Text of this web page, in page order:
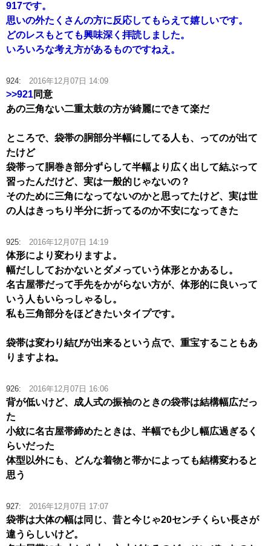
917です。
思いの外たくさんの方に反応してもらえて嬉しいです。
どのレスもとても興味深く拝読しました。
いろいろな考え方があるものですねえ。
924: 2016年12月07日 14:09
>>921同意
あの三角ない二重太鼓の方が綺麗にできて楽だ
ところで、袋帯の胴部分半幅にしてる人も、ってのが出て
たけど
袋帯って胴巻き部分ずらして半幅より広く出して結ぶって
習ったんだけど、実は一般的じゃないの？
そのために三角になってないのかと思ってたけど、実は世
の人はきっちり半分に折ってるのか不安になってきた
925: 2016年12月07日 14:19
体形により変わりますよ。
幅だししておかないとダメっていう体形とかあるし。
名古屋帯だって手先をかがらない方が、体形的に良いって
いう人もいらっしゃるし。
私も三角部分をほどきたいタイプです。
袋帯は変わり結びが出来るという点で、重宝することもあ
りますよね。
926: 2016年12月07日 16:06
背が低いけど、成人式の振袖のときの袋帯は結構幅広だっ
た
小紋に名古屋帯締めたときは、半幅でも少し幅広過ぎるく
らいだった
体型以外にも、どんな着物と帯かによっても結構変わると
思う
927: 2016年12月07日 17:07
袋帯は大体の幅は同じ、昔と今じゃ20センチくらい長さが
違うらしいけど。